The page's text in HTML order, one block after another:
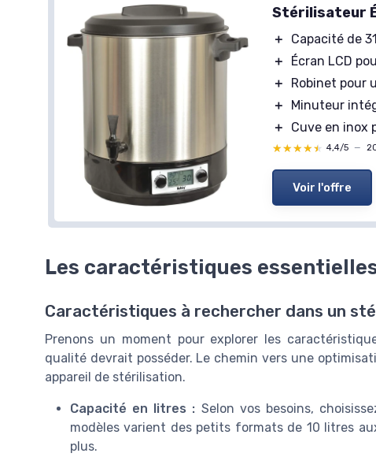
Stérilisateur
＋
Capacité de
＋
Écran LCD
＋
Robinet pour
＋
Minuteur
＋
Cuve en inox
★★★★★
★★★★★ 4,4/5 —
Voir l'offre
Les caractéristiques
Caractéristiques à rechercher dans un
Prenons un moment pour explorer les
qualité devrait posséder. Le chemin vers une
appareil de stérilisation.
Capacité en litres : Selon vos besoins,
modèles varient des petits formats de 10 litres
plus.